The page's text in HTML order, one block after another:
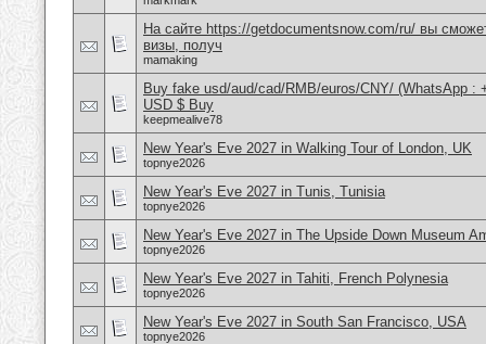
На сайте https://getdocumentsnow.com/ru/ вы
визы, получ
mamaking
Buy fake usd/aud/cad/RMB/euros/CNY/ (WhatsApp :
USD $ Buy
keepmealive78
New Year's Eve 2027 in Walking Tour of London, UK
topnye2026
New Year's Eve 2027 in Tunis, Tunisia
topnye2026
New Year's Eve 2027 in The Upside Down Museum
topnye2026
New Year's Eve 2027 in Tahiti, French Polynesia
topnye2026
New Year's Eve 2027 in South San Francisco, USA
topnye2026